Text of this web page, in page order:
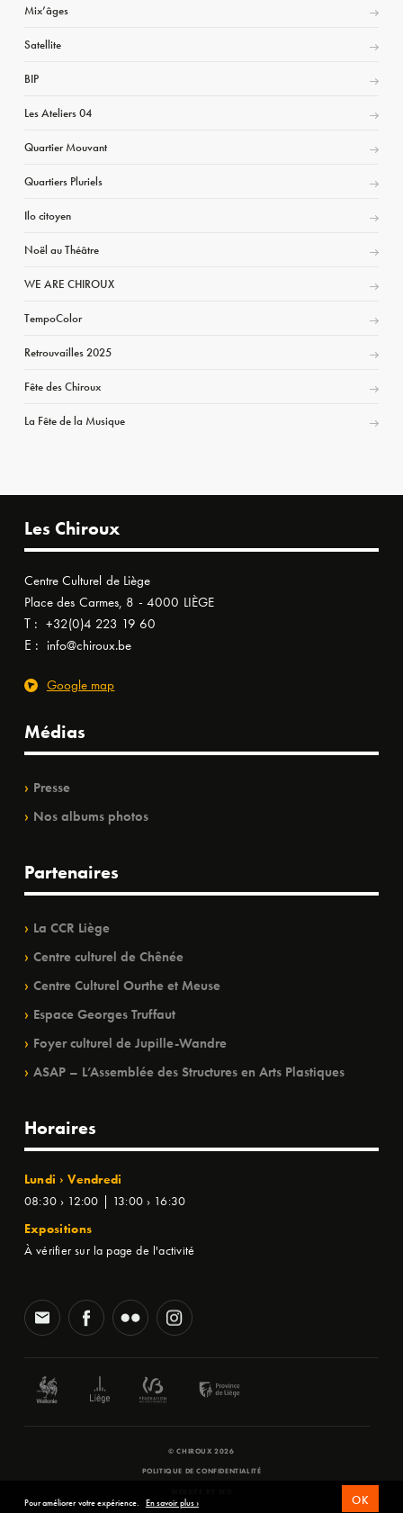
Mix’âges
Satellite
BIP
Les Ateliers 04
Quartier Mouvant
Quartiers Pluriels
Ilo citoyen
Noël au Théâtre
WE ARE CHIROUX
TempoColor
Retrouvailles 2025
Fête des Chiroux
La Fête de la Musique
Les Chiroux
Centre Culturel de Liège
Place des Carmes, 8 - 4000 LIÈGE
T : +32(0)4 223 19 60
E : info@chiroux.be
Google map
Médias
Presse
Nos albums photos
Partenaires
La CCR Liège
Centre culturel de Chênée
Centre Culturel Ourthe et Meuse
Espace Georges Truffaut
Foyer culturel de Jupille-Wandre
ASAP – L’Assemblée des Structures en Arts Plastiques
Horaires
Lundi › Vendredi
08:30 › 12:00 | 13:00 › 16:30
Expositions
À vérifier sur la page de l'activité
© CHIROUX 2026
POLITIQUE DE CONFIDENTIALITÉ
Pour améliorer votre expérience. En savoir plus › OK